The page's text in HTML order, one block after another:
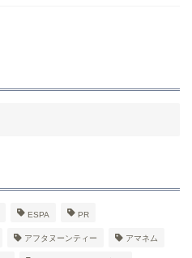
ESPA PR
アフタヌーンティー アマネム